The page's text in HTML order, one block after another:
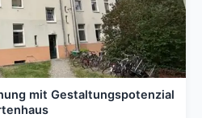
mit Gestaltungspotenzial